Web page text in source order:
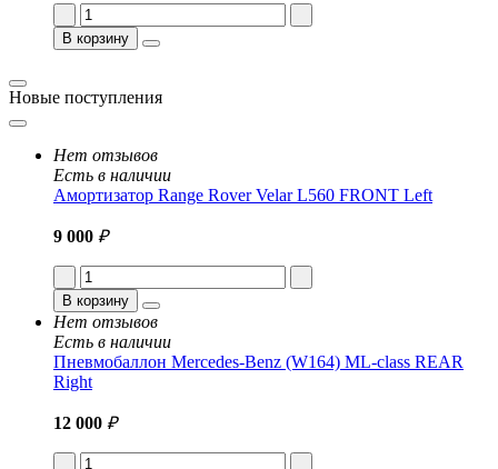
В корзину
Новые поступления
Нет отзывов
Есть в наличии
Амортизатор Range Rover Velar L560 FRONT Left
9 000 ₽
В корзину
Нет отзывов
Есть в наличии
Пневмобаллон Mercedes-Benz (W164) ML-class REAR
Right
12 000 ₽